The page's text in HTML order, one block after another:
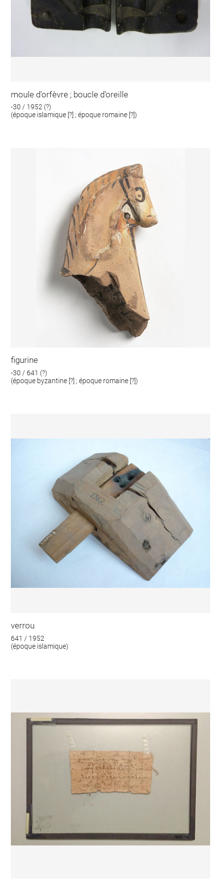
moule d'orfèvre ; boucle d'oreille
-30 / 1952 (?)
(époque islamique [?] ; époque romaine [?])
figurine
-30 / 641 (?)
(époque byzantine [?] ; époque romaine [?])
verrou
641 / 1952
(époque islamique)